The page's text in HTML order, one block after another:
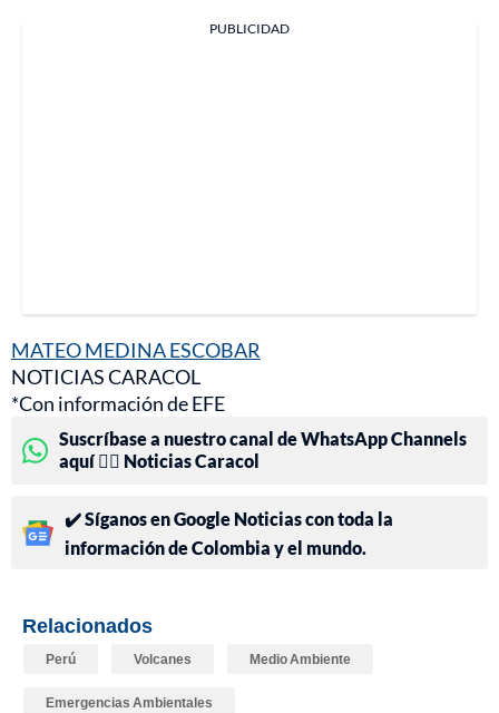
PUBLICIDAD
MATEO MEDINA ESCOBAR
NOTICIAS CARACOL
*Con información de EFE
Suscríbase a nuestro canal de WhatsApp Channels
aquí 👉🏻 Noticias Caracol
✔️ Síganos en Google Noticias con toda la
información de Colombia y el mundo.
Relacionados
Perú Volcanes Medio Ambiente
Emergencias Ambientales